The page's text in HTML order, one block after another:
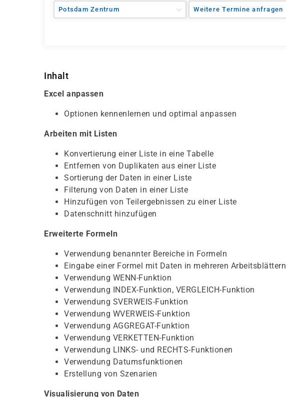
Potsdam Zentrum Weitere Termine anfragen
Inhalt
Excel anpassen
Optionen kennenlernen und optimal anpassen
Arbeiten mit Listen
Konvertierung einer Liste in eine Tabelle
Entfernen von Duplikaten aus einer Liste
Sortierung der Daten in einer Liste
Filterung von Daten in einer Liste
Hinzufügen von Teilergebnissen zu einer Liste
Datenschnitt hinzufügen
Erweiterte Formeln
Verwendung benannter Bereiche in Formeln
Eingabe einer Formel mit Daten in mehreren Arbeitsblättern
Verwendung WENN-Funktion
Verwendung INDEX-Funktion, VERGLEICH-Funktion
Verwendung SVERWEIS-Funktion
Verwendung WVERWEIS-Funktion
Verwendung AGGREGAT-Funktion
Verwendung VERKETTEN-Funktion
Verwendung LINKS- und RECHTS-Funktionen
Verwendung Datumsfunktionen
Erstellung von Szenarien
Visualisierung von Daten